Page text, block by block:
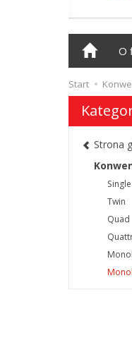
O
Start
Strona
Single
Twin
Quad